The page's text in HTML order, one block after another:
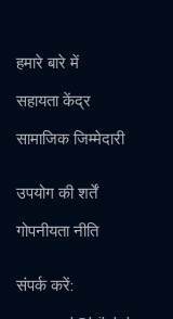
हमारे बारे में
सहायता केंद्र
सामाजिक जिम्मेदारी
उपयोग की शर्तें
गोपनीयता नीति
संपर्क करें: